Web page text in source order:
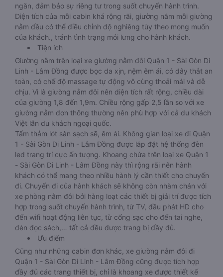
ngăn, đảm bảo sự riêng tư trong suốt chuyến hành trình.
Diện tích của mỗi cabin khá rộng rãi, giường nằm mỗi giường
nằm đều có thể điều chỉnh độ nghiêng tùy theo mong muốn
của khách., tránh tình trạng mỏi lưng cho hành khách.
Tiện ích
Giường nằm trên loại xe giường nằm đôi Quận 1 - Sài Gòn Di
Linh - Lâm Đồng được bọc da xịn, nệm êm ái, có dây thắt an
toàn, có chế độ massage tự động vô cùng thoải mái và dễ
chịu. Vì là giường nằm đôi nên diện tích rất rộng, chiều dài
của giường 1,8 đến 1,9m. Chiều rộng gấp 2,5 lần so với xe
giường nằm đơn thông thường nên phù hợp với cả du khách
Việt lẫn du khách ngoại quốc.
Tấm thảm lót sàn sạch sẽ, êm ái. Không gian loại xe đi Quận
1 - Sài Gòn Di Linh - Lâm Đồng được lắp đặt hệ thống đèn
led trang trí cực ấn tượng. Khoang chứa trên loại xe Quận 1
- Sài Gòn Di Linh - Lâm Đồng này thì rộng rãi nên hành
khách có thể mang theo nhiều hành lý cần thiết cho chuyến
đi. Chuyến đi của hành khách sẽ không còn nhàm chán với
xe phòng nằm đôi bởi hàng loạt các thiết bị giải trí được tích
hợp trong suốt chuyến hành trình, từ TV, đầu phát HD cho
đến wifi hoạt động liên tục, từ cổng sạc cho đến tai nghe,
đèn đọc sách,… tất cả đều được trang bị đầy đủ.
Ưu điểm
Cũng như những cabin đơn khác, xe giường nằm đôi đi
Quận 1 - Sài Gòn Di Linh - Lâm Đồng cũng được tích hợp
đầy đủ các trang thiết bị, chỉ là khoang xe được thiết kế